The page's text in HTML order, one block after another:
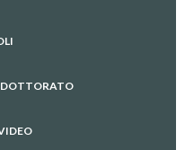
DOTTORATO